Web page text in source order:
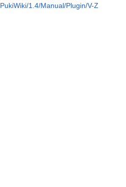
PukiWiki/1.4/Manual/Plugin/V-Z